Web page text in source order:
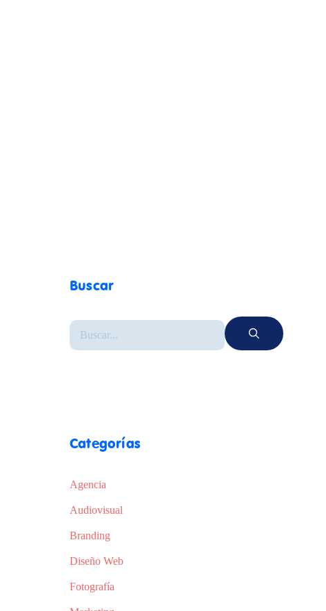
Buscar
Categorías
Agencia
Audiovisual
Branding
Diseño Web
Fotografía